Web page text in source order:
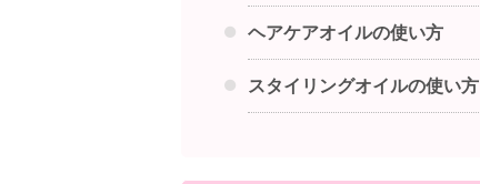
ヘアケアオイルの使い方
スタイリングオイルの使い方